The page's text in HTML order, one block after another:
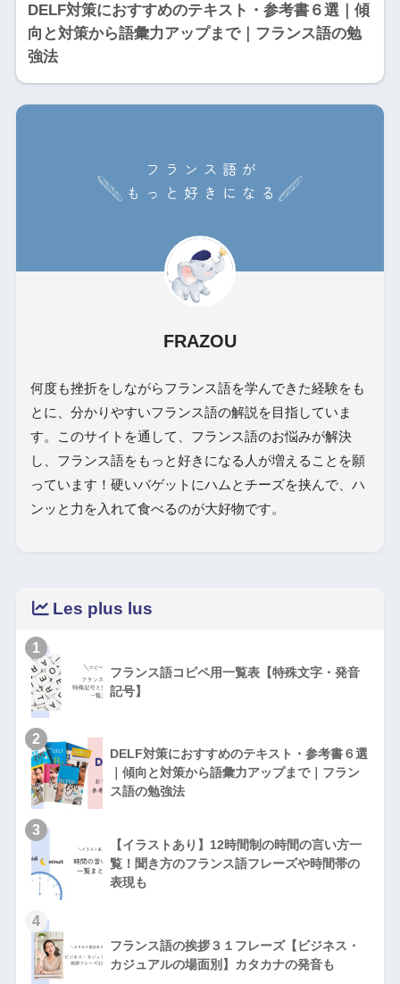
DELF対策におすすめのテキスト・参考書６選｜傾
向と対策から語彙力アップまで｜フランス語の勉
強法
FRAZOU
何度も挫折をしながらフランス語を学んできた経験をも
とに、分かりやすいフランス語の解説を目指していま
す。このサイトを通して、フランス語のお悩みが解決
し、フランス語をもっと好きになる人が増えることを願
っています！硬いバゲットにハムとチーズを挟んで、ハ
ンッと力を入れて食べるのが大好物です。
Les plus lus
1
フランス語コピペ用一覧表【特殊文字・発音
記号】
2
DELF対策におすすめのテキスト・参考書６選
｜傾向と対策から語彙力アップまで｜フラン
ス語の勉強法
3
【イラストあり】12時間制の時間の言い方一
覧！聞き方のフランス語フレーズや時間帯の
表現も
4
フランス語の挨拶３１フレーズ【ビジネス・
カジュアルの場面別】カタカナの発音も